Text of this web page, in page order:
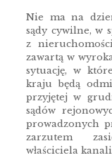
Nie ma na
sądy cywilne, w
z
zawartą w
sytuację, w
kraju będą
przyjętej w
sądów
prowadzonych
zarzutem
właściciela